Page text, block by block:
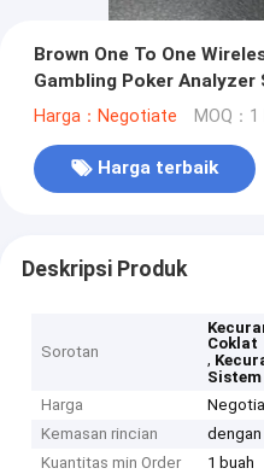
Brown One To One
Gambling Poker Analyzer
Harga：Negotiate MOQ：
Harga terbaik
Deskripsi Produk
Sorotan
Coklat
,
Harga
Kemasan rincian
Kuantitas min Order
1 buah